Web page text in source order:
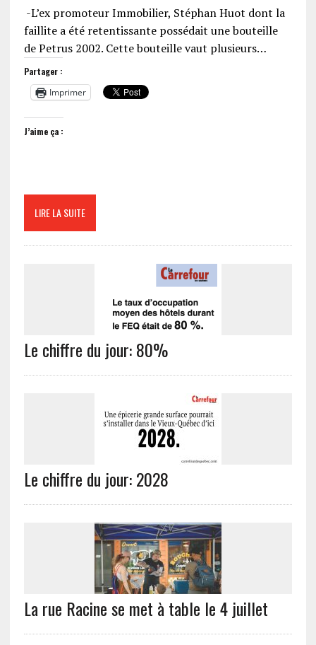
-L’ex promoteur Immobilier, Stéphan Huot dont la
faillite a été retentissante possédait une bouteille
de Petrus 2002. Cette bouteille vaut plusieurs…
Partager :
Imprimer
J’aime ça :
LIRE LA SUITE
Le chiffre du jour: 80%
Le chiffre du jour: 2028
La rue Racine se met à table le 4 juillet